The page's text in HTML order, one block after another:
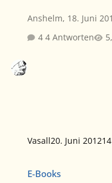
Anshelm, 18. Juni
4 Antworten
Vasall20. Juni 2012
E-Books